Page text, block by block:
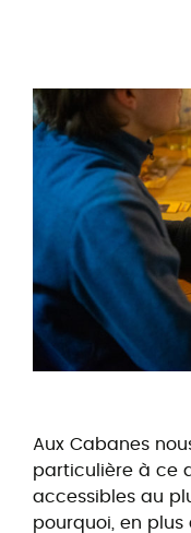
Aux Cabanes
particulière à ce
accessibles au
pourquoi, en plus